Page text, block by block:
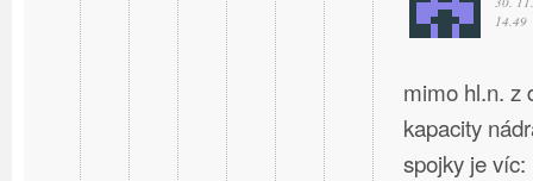
14.49
mimo hl.n. z
kapacity
spojky je víc: